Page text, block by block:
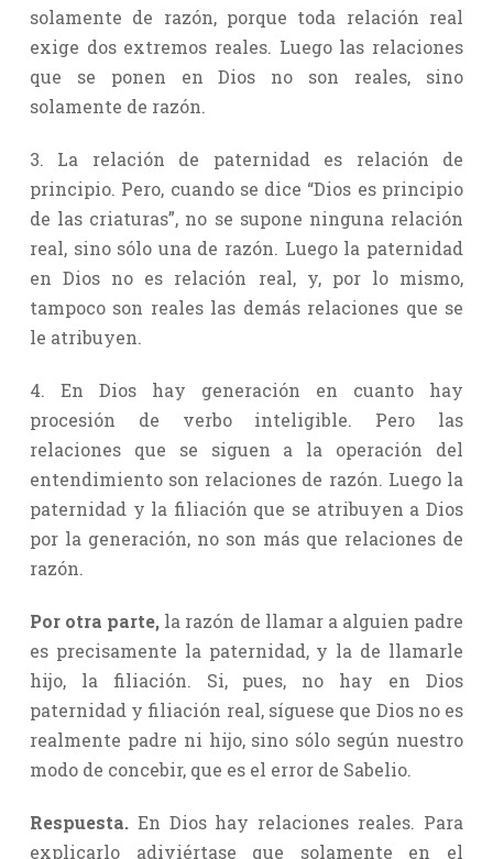
solamente de razón, porque toda relación real
exige dos extremos reales. Luego las relaciones
que se ponen en Dios no son reales, sino
solamente de razón.
3. La relación de paternidad es relación de
principio. Pero, cuando se dice “Dios es principio
de las criaturas”, no se supone ninguna relación
real, sino sólo una de razón. Luego la paternidad
en Dios no es relación real, y, por lo mismo,
tampoco son reales las demás relaciones que se
le atribuyen.
4. En Dios hay generación en cuanto hay
procesión de verbo inteligible. Pero las
relaciones que se siguen a la operación del
entendimiento son relaciones de razón. Luego la
paternidad y la filiación que se atribuyen a Dios
por la generación, no son más que relaciones de
razón.
Por otra parte, la razón de llamar a alguien padre
es precisamente la paternidad, y la de llamarle
hijo, la filiación. Si, pues, no hay en Dios
paternidad y filiación real, síguese que Dios no es
realmente padre ni hijo, sino sólo según nuestro
modo de concebir, que es el error de Sabelio.
Respuesta.En Dios hay relaciones reales. Para
explicarlo adiviértase que solamente en el